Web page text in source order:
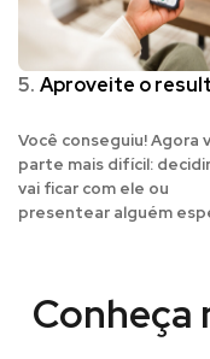
5. Aproveite o
Você conseguiu! Agora
parte mais difícil:
vai ficar com ele ou
presentear alguém